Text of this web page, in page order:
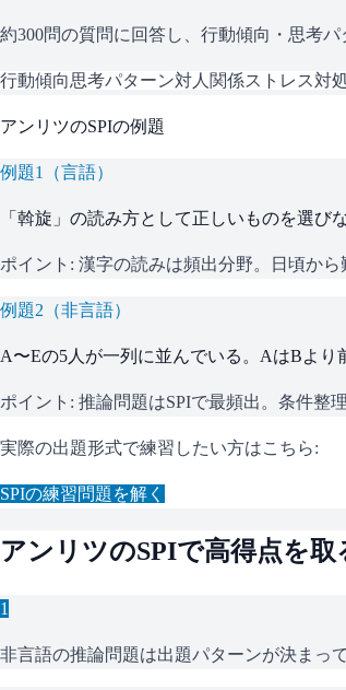
約300問の質問に回答し、行動傾向・思考
行動傾向思考パターン対人関係ストレス対
アンリツのSPIの例題
例題1 （言語）
「斡旋」の読み方として正しいものを選び
ポイント: 漢字の読みは頻出分野。日頃から
例題2 （非言語）
A〜Eの5人が一列に並んでいる。AはBより
ポイント: 推論問題はSPIで最頻出。条件整
実際の出題形式で練習したい方はこちら:
SPIの練習問題を解く
アンリツのSPIで高得点を取
1
非言語の推論問題は出題パターンが決まっ